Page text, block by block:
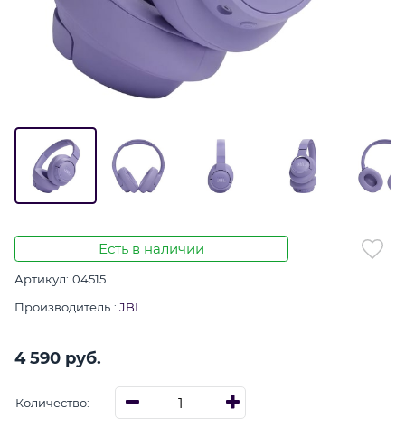
Есть в наличии
Артикул: 04515
Производитель : JBL
4 590 руб.
Количество: